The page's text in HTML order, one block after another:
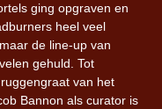
ging opgraven en
heel veel
de line-up van
gehuld. Tot
van het
Bannon als curator is